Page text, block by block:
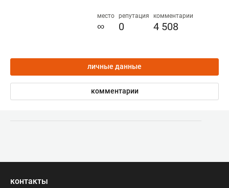
место
∞
репутация
0
комментарии
4 508
личные данные
комментарии
контакты